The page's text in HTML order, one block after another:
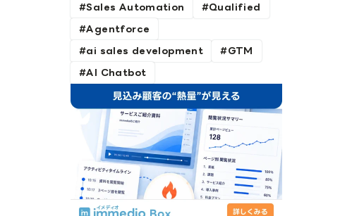
Sales Automation Qualified
Agentforce
ai sales development GTM
AI Chatbot